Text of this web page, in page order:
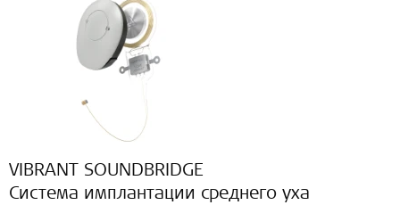
VIBRANT SOUNDBRIDGE
Система имплантации среднего уха